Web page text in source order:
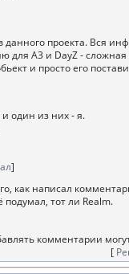
проекта. Вся
для А3 и DayZ -
и просто его
один из них - я.
]
как написал
тот ли Realm.
комментарии
[